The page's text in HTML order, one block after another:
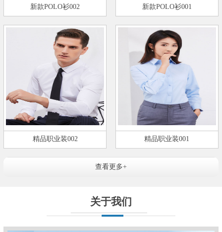
新款POLO衫002 新款POLO衫001
精品职业装002 精品职业装001
查看更多+
关于我们